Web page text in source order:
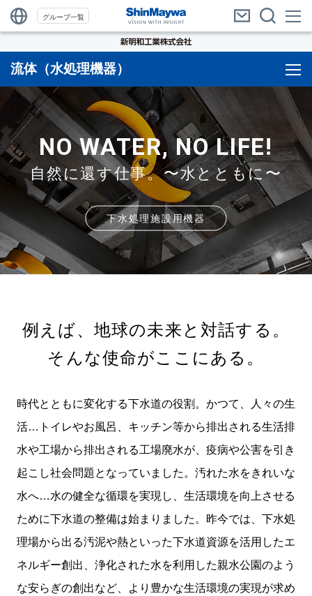
グループ一覧
流体（水処理機器）
NO WATER, NO LIFE!
自然に還す仕事。〜水とともに〜
下水処理施設用機器
例えば、地球の未来と対話する。
そんな使命がここにある。
時代とともに変化する下水道の役割。かつて、人々の生
活…トイレやお風呂、キッチン等から排出される生活排
水や工場から排出される工場廃水が、疫病や公害を引き
起こし社会問題となっていました。汚れた水をきれいな
水へ…水の健全な循環を実現し、生活環境を向上させる
ために下水道の整備は始まりました。昨今では、下水処
理場から出る汚泥や熱といった下水道資源を活用したエ
ネルギー創出、浄化された水を利用した親水公園のよう
な安らぎの創出など、より豊かな生活環境の実現が求め